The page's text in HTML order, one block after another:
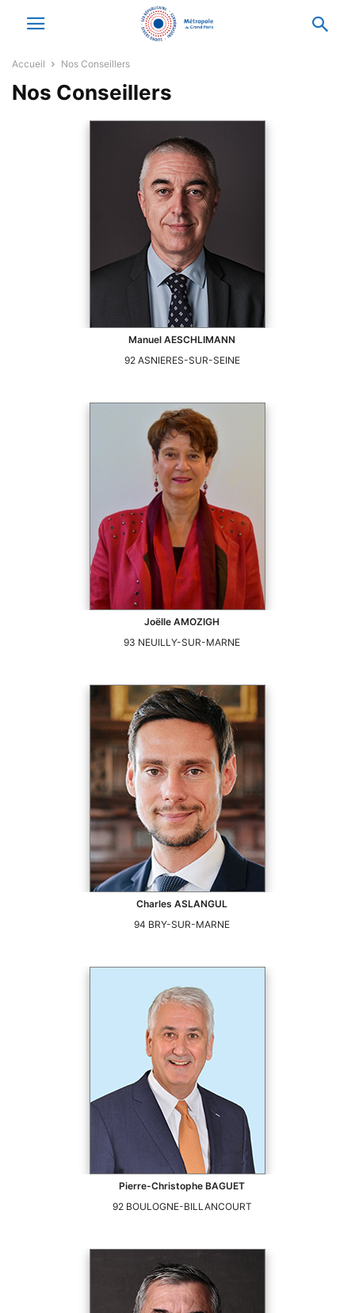
Accueil Nos Conseillers
Nos Conseillers
Manuel AESCHLIMANN
92 ASNIERES-SUR-SEINE
Joëlle AMOZIGH
93 NEUILLY-SUR-MARNE
Charles ASLANGUL
94 BRY-SUR-MARNE
Pierre-Christophe BAGUET
92 BOULOGNE-BILLANCOURT